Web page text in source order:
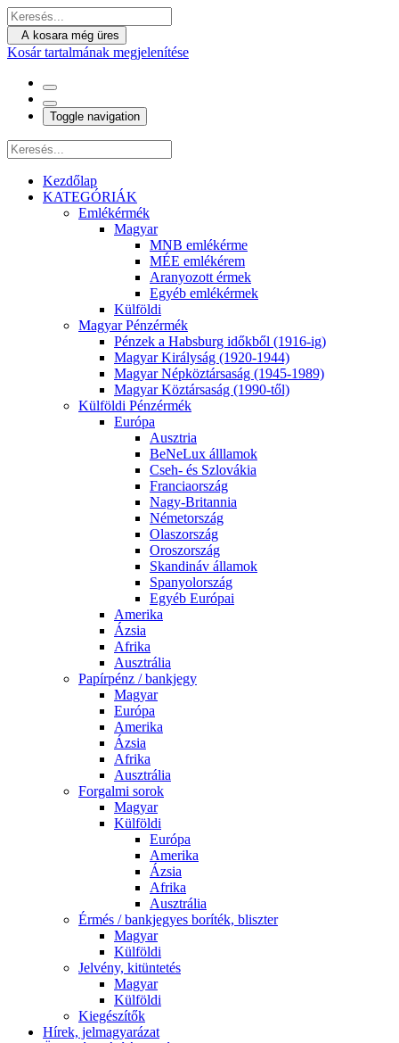
A kosara még üres
Kosár tartalmának megjelenítése
Toggle navigation
Kezdőlap
KATEGÓRIÁK
Emlékérmék
Magyar
MNB emlékérme
MÉE emlékérem
Aranyozott érmek
Egyéb emlékérmek
Külföldi
Magyar Pénzérmék
Pénzek a Habsburg időkből (1916-ig)
Magyar Királyság (1920-1944)
Magyar Népköztársaság (1945-1989)
Magyar Köztársaság (1990-től)
Külföldi Pénzérmék
Európa
Ausztria
BeNeLux álllamok
Cseh- és Szlovákia
Franciaország
Nagy-Britannia
Németország
Olaszország
Oroszország
Skandináv államok
Spanyolország
Egyéb Európai
Amerika
Ázsia
Afrika
Ausztrália
Papírpénz / bankjegy
Magyar
Európa
Amerika
Ázsia
Afrika
Ausztrália
Forgalmi sorok
Magyar
Külföldi
Európa
Amerika
Ázsia
Afrika
Ausztrália
Érmés / bankjegyes boríték, bliszter
Magyar
Külföldi
Jelvény, kitüntetés
Magyar
Külföldi
Kiegészítők
Hírek, jelmagyarázat